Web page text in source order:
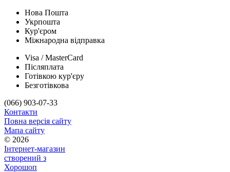
Нова Пошта
Укрпошта
Кур'єром
Міжнародна відправка
Visa / MasterCard
Післяплата
Готівкою кур'єру
Безготівкова
(066) 903-07-33
Контакти
Повна версія сайту
Мапа сайту
© 2026
Інтернет-магазин
створений з
Хорошоп